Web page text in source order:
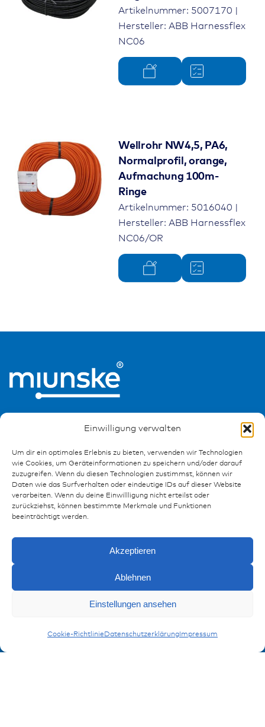
Einwilligung verwalten
Um dir ein optimales Erlebnis zu bieten, verwenden wir Technologien
wie Cookies, um Geräteinformationen zu speichern und/oder darauf
zuzugreifen. Wenn du diesen Technologien zustimmst, können wir
Daten wie das Surfverhalten oder eindeutige IDs auf dieser Website
verarbeiten. Wenn du deine Einwillligung nicht erteilst oder
zurückziehst, können bestimmte Merkmale und Funktionen
beeinträchtigt werden.
Akzeptieren
Ablehnen
Einstellungen ansehen
Cookie-Richtlinie Datenschutzerklärung Impressum
Wellrohre
Artikelnummer: 5007170 |
Hersteller: ABB Harnessflex
NC06
Wellrohr NW4,5, PA6,
Normalprofil, orange,
Aufmachung 100m-
Ringe
Artikelnummer: 5016040 |
Hersteller: ABB Harnessflex
NC06/OR
Ressourcen
Publikationen
Referenzen
Impressum
FAQ